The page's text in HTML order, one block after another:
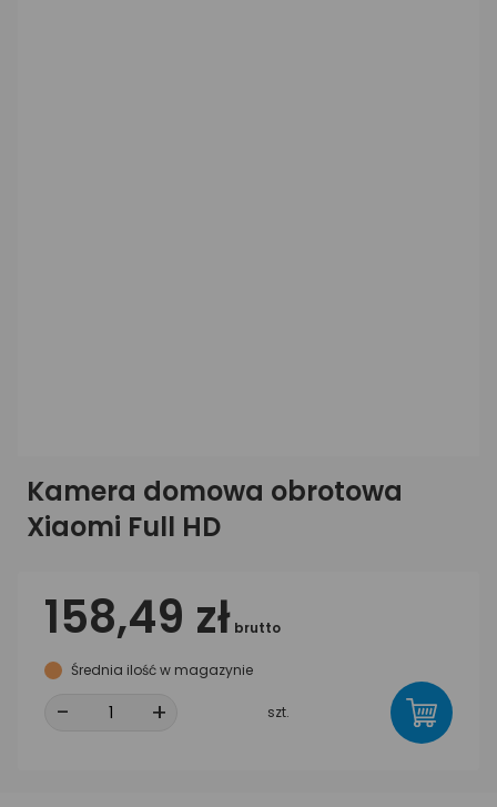
Kamera domowa obrotowa
Xiaomi Full HD
158,49 zł brutto
Średnia ilość w magazynie
- + szt.